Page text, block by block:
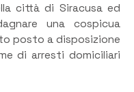
città di Siracusa ed
una cospicua
posto a disposizione
di arresti domiciliari